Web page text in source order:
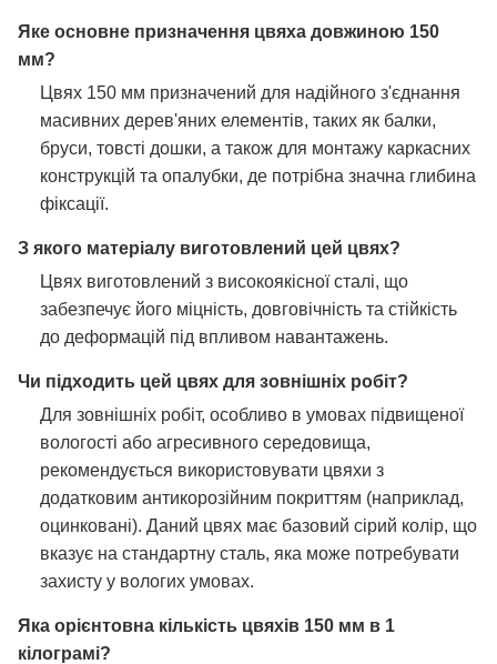
Яке основне призначення цвяха довжиною 150
мм?
Цвях 150 мм призначений для надійного з'єднання
масивних дерев'яних елементів, таких як балки,
бруси, товсті дошки, а також для монтажу каркасних
конструкцій та опалубки, де потрібна значна глибина
фіксації.
З якого матеріалу виготовлений цей цвях?
Цвях виготовлений з високоякісної сталі, що
забезпечує його міцність, довговічність та стійкість
до деформацій під впливом навантажень.
Чи підходить цей цвях для зовнішніх робіт?
Для зовнішніх робіт, особливо в умовах підвищеної
вологості або агресивного середовища,
рекомендується використовувати цвяхи з
додатковим антикорозійним покриттям (наприклад,
оцинковані). Даний цвях має базовий сірий колір, що
вказує на стандартну сталь, яка може потребувати
захисту у вологих умовах.
Яка орієнтовна кількість цвяхів 150 мм в 1
кілограмі?